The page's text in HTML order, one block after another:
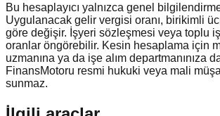
Bu hesaplayıcı yalnızca genel
Uygulanacak gelir vergisi oranı, birikimli
göre değişir. İşyeri sözleşmesi veya toplu
oranlar öngörebilir. Kesin hesaplama için
uzmanına ya da işe alım departmanınıza
FinansMotoru resmi hukuki veya mali
sunmaz.